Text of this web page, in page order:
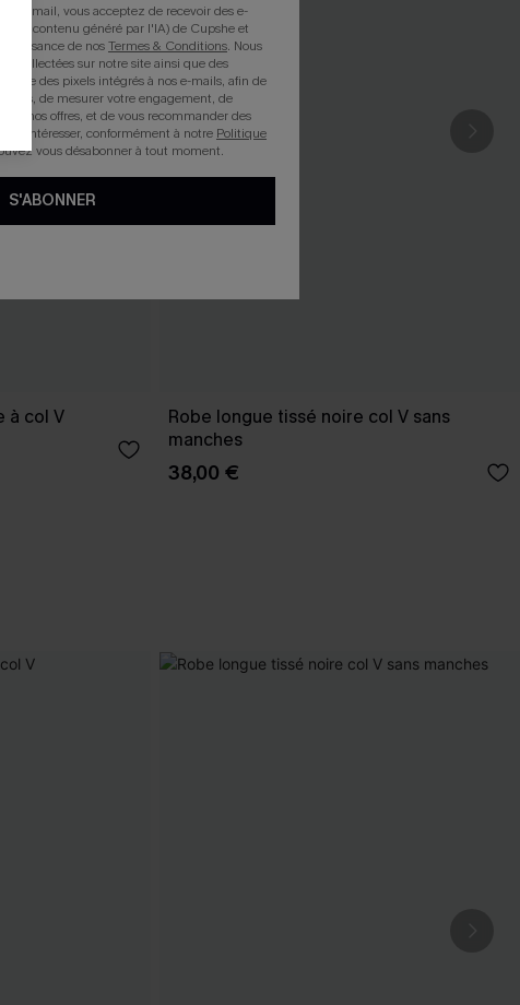
à col V
Robe longue tissé noire col V sans
manches
38,00 €
e-mail, vous acceptez de recevoir des e-
du contenu généré par l'IA) de Cupshe et
de nosTermes & Conditions. Nous
collectées sur notre site ainsi que des
que des pixels intégrés à nos e-mails, afin de
de mesurer votre engagement, de
et nos offres, et de vous recommander des
intéresser, conformément à notre Politique
vous désabonner à tout moment.
S'ABONNER